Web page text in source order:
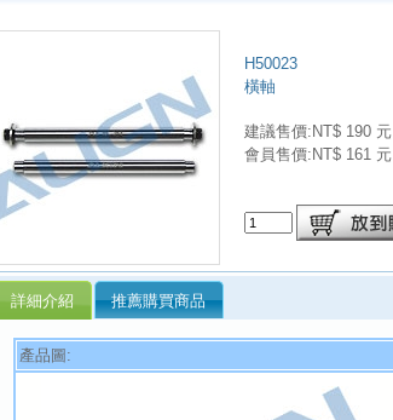
H50023
橫軸
建議售價:NT$ 190 元
會員售價:NT$ 161 元
詳細介紹 推薦購買商品
產品圖: